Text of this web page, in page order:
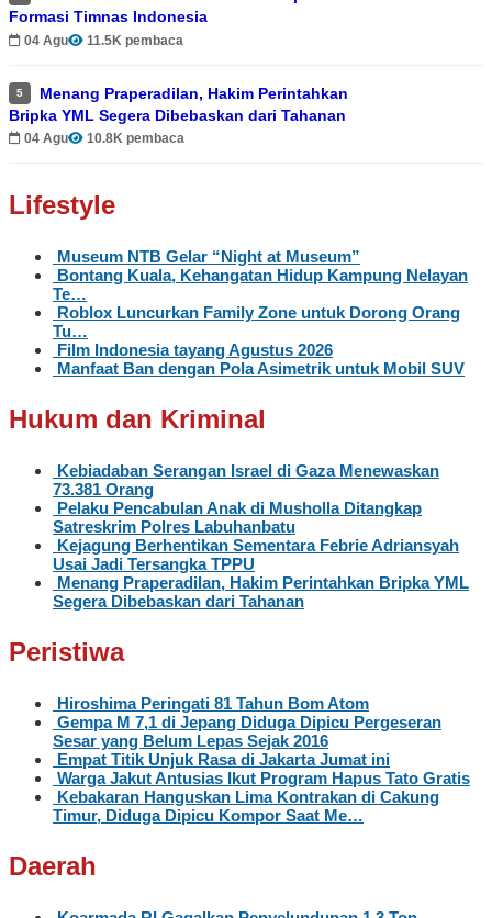
Formasi Timnas Indonesia
04 Agu 11.5K pembaca
5
Menang Praperadilan, Hakim Perintahkan
Bripka YML Segera Dibebaskan dari Tahanan
04 Agu 10.8K pembaca
Lifestyle
Museum NTB Gelar “Night at Museum”
Bontang Kuala, Kehangatan Hidup Kampung Nelayan
Te…
Roblox Luncurkan Family Zone untuk Dorong Orang
Tu…
Film Indonesia tayang Agustus 2026
Manfaat Ban dengan Pola Asimetrik untuk Mobil SUV
Hukum dan Kriminal
Kebiadaban Serangan Israel di Gaza Menewaskan
73.381 Orang
Pelaku Pencabulan Anak di Musholla Ditangkap
Satreskrim Polres Labuhanbatu
Kejagung Berhentikan Sementara Febrie Adriansyah
Usai Jadi Tersangka TPPU
Menang Praperadilan, Hakim Perintahkan Bripka YML
Segera Dibebaskan dari Tahanan
Peristiwa
Hiroshima Peringati 81 Tahun Bom Atom
Gempa M 7,1 di Jepang Diduga Dipicu Pergeseran
Sesar yang Belum Lepas Sejak 2016
Empat Titik Unjuk Rasa di Jakarta Jumat ini
Warga Jakut Antusias Ikut Program Hapus Tato Gratis
Kebakaran Hanguskan Lima Kontrakan di Cakung
Timur, Diduga Dipicu Kompor Saat Me…
Daerah